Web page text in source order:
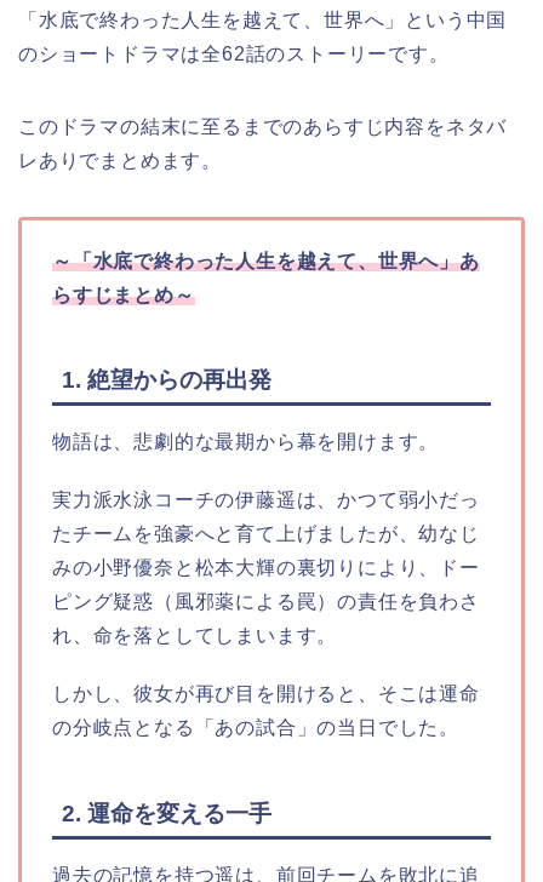
「水底で終わった人生を越えて、世界へ」という中国
のショートドラマは全62話のストーリーです。
このドラマの結末に至るまでのあらすじ内容をネタバ
レありでまとめます。
～「水底で終わった人生を越えて、世界へ」あ
らすじまとめ～
1. 絶望からの再出発
物語は、悲劇的な最期から幕を開けます。
実力派水泳コーチの伊藤遥は、かつて弱小だっ
たチームを強豪へと育て上げましたが、幼なじ
みの小野優奈と松本大輝の裏切りにより、ドー
ピング疑惑（風邪薬による罠）の責任を負わさ
れ、命を落としてしまいます。
しかし、彼女が再び目を開けると、そこは運命
の分岐点となる「あの試合」の当日でした。
2. 運命を変える一手
過去の記憶を持つ遥は、前回チームを敗北に追